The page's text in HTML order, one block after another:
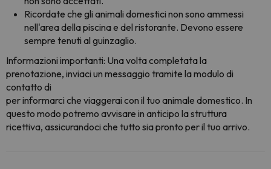
Ricordate che gli animali domestici non sono ammessi
nell'area della piscina e del ristorante. Devono essere
sempre tenuti al guinzaglio.
Informazioni importanti: Una volta completata la
prenotazione, inviaci un messaggio tramite la modulo di
contatto di
per informarci che viaggerai con il tuo animale domestico. In
questo modo potremo avvisare in anticipo la struttura
ricettiva, assicurandoci che tutto sia pronto per il tuo arrivo.